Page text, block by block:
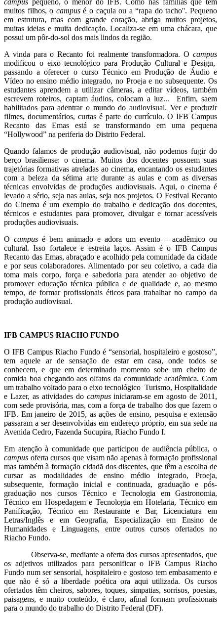
campus pequeno, o menor do IFB. Como nas famílias que têm
muitos filhos, o campusé o caçula ou a “rapa do tacho''. Pequeno
em estrutura, mas com grande coração, abriga muitos projetos,
muitas ideias e muita dedicação. Localiza-se em uma chácara, que
possui um pôr-do-sol dos mais lindos da região.
A vinda para o Recanto foi realmente transformadora. O campus
modificou o eixo tecnológico para Produção Cultural e Design,
passando a oferecer o curso Técnico em Produção de Áudio e
Vídeo no ensino médio integrado, no Proeja e no subsequente. Os
estudantes aprendem a utilizar câmeras, a editar vídeos, também
escrevem roteiros, captam áudios, colocam a luz... Enfim, saem
habilitados para adentrar o mundo do audiovisual. Ver e produzir
filmes, documentários, curtas é parte do currículo. O IFB Campus
Recanto das Emas está se transformando em uma pequena
“Hollywood” na periferia do Distrito Federal.
Quando falamos de produção audiovisual, não podemos fugir do
berço brasiliense: o cinema. Muitos dos docentes possuem suas
trajetórias formativas atreladas ao cinema, encantando os estudantes
com a beleza da sétima arte durante as aulas e com as diversas
técnicas envolvidas de produções audiovisuais. Aqui, o cinema é
levado a sério, seja nas aulas, seja nos projetos. O Festival Recanto
do Cinema é um exemplo do trabalho e dedicação dos docentes,
técnicos e estudantes para promover, divulgar e tornar acessíveis
produções audiovisuais.
O campus é bem animado e adora um evento – acadêmico ou
cultural. Isso fortalece e estreita laços. Assim é o IFB Campus
Recanto das Emas, abraçado e acolhido pela comunidade da cidade
e por seus colaboradores. Alimentado por seu coletivo, a cada dia
toma mais corpo, força e sabedoria para atender ao objetivo de
promover educação técnica pública e de qualidade e, ao mesmo
tempo, de formar profissionais éticos para trabalhar no campo da
produção audiovisual.
IFB CAMPUS RIACHO FUNDO
O IFB Campus Riacho Fundo é “sensorial, hospitaleiro e gostoso”,
tem aquele ar de sensação de estar em casa, onde todos se
conhecem, e que em determinado momento sobe um cheiro de
comida boa chegando aos olfatos da comunidade acadêmica. Com
um trabalho voltado para o eixo tecnológico Turismo, Hospitalidade
e Lazer, as atividades do campusiniciaram-se em agosto de 2011,
com sede provisória, mas, com a força de trabalho dos que fazem o
IFB. Em janeiro de 2015, as ações de ensino, pesquisa e extensão
passaram a ser desenvolvidas em endereço próprio, em sua sede na
Avenida Cedro, Fazenda Sucupira, Riacho Fundo I.
Em atenção à comunidade que participou de audiência pública, o
campus oferta cursos que visam não apenas à formação profissional
mas também à formação cidadã dos discentes, que têm a escolha de
cursar as modalidades de ensino médio integrado, Proeja,
subsequente, formação inicial e continuada, graduação e pós-
graduação nos cursos Técnico e Tecnologia em Gastronomia,
Técnico em Hospedagem e Tecnologia em Hotelaria, Técnico em
Panificação, Técnico em Restaurante e Bar, Licenciatura em
Letras/Inglês e em Geografia, Especialização em Ensino de
Humanidades e Linguagens, entre outros cursos ofertados no
Riacho Fundo.
Observa-se, mediante a oferta dos cursos apresentados, que
os adjetivos utilizados para personificar o IFB Campus Riacho
Fundo num ser sensorial, hospitaleiro e gostoso tem embasamento e
que não é só a liberdade poética ora aqui utilizada. Os cursos
ofertados têm cheiros, sabores, toques, simpatias, sorrisos, poesias,
paisagens, e muito conteúdo, é claro, afinal formam profissionais
para o mundo do trabalho do Distrito Federal (DF).